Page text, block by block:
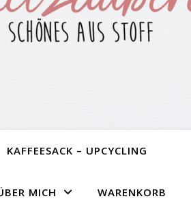
KAFFEESACK – UPCYCLING
MICH WARENKORB